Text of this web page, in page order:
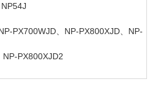
PX700WJD、NP-PX800XJD、NP-
NP-PX800XJD2